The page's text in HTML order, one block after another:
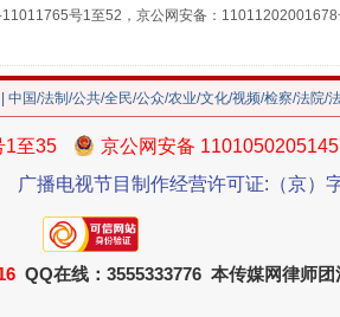
号1至52，京公网安备：11011202001678
| 中国/法制/公共/全民/公众/农业/文化/视频/检察/法院/
1至35
京公网安备
广播电视节目制作经营许可证:（京）
QQ在线：3555333776 本传媒网律师团